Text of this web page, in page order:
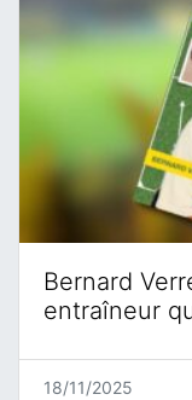
Bernard
entraîneur
18/11/2025